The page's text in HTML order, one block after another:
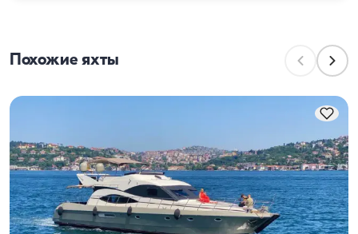
пассажиров во время дневных прогулок. При
для проживания, а при дневной аренде —
Похожие яхты